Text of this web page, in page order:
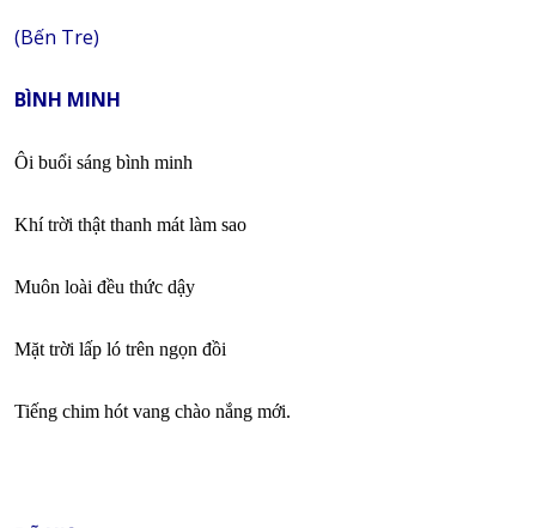
(Bến Tre)
BÌNH MINH
Ôi buổi sáng bình minh
Khí trời thật thanh mát làm sao
Muôn loài đều thức dậy
Mặt trời lấp ló trên ngọn đồi
Tiếng chim hót vang chào nắng mới.